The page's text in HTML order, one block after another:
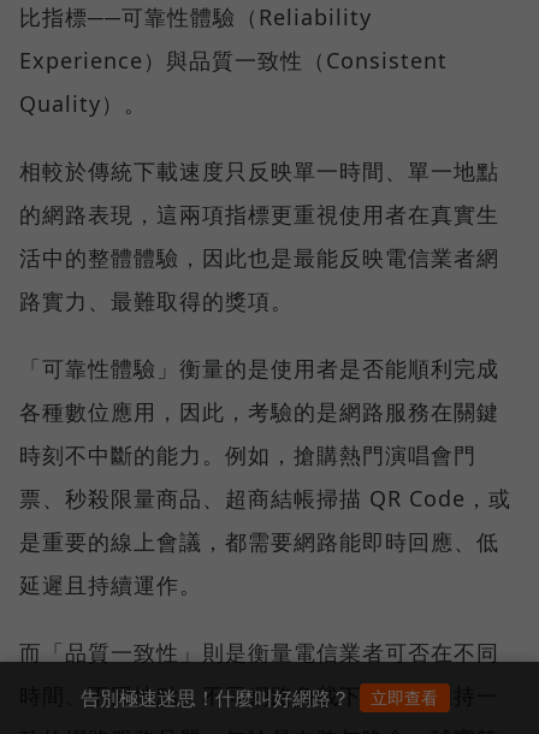
比指標──可靠性體驗（Reliability
Experience）與品質一致性（Consistent
Quality）。
相較於傳統下載速度只反映單一時間、單一地點
的網路表現，這兩項指標更重視使用者在真實生
活中的整體體驗，因此也是最能反映電信業者網
路實力、最難取得的獎項。
「可靠性體驗」衡量的是使用者是否能順利完成
各種數位應用，因此，考驗的是網路服務在關鍵
時刻不中斷的能力。例如，搶購熱門演唱會門
票、秒殺限量商品、超商結帳掃描 QR Code，或
是重要的線上會議，都需要網路能即時回應、低
延遲且持續運作。
而「品質一致性」則是衡量電信業者可否在不同
時間、不同地點、不同網路負載下，都能維持一
告別極速迷思！什麼叫好網路？ 立即查看